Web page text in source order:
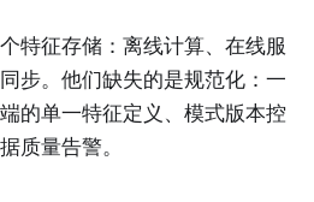
特征存储：离线计算、在线服
步。他们缺失的是规范化：一
的单一特征定义、模式版本控
质量告警。